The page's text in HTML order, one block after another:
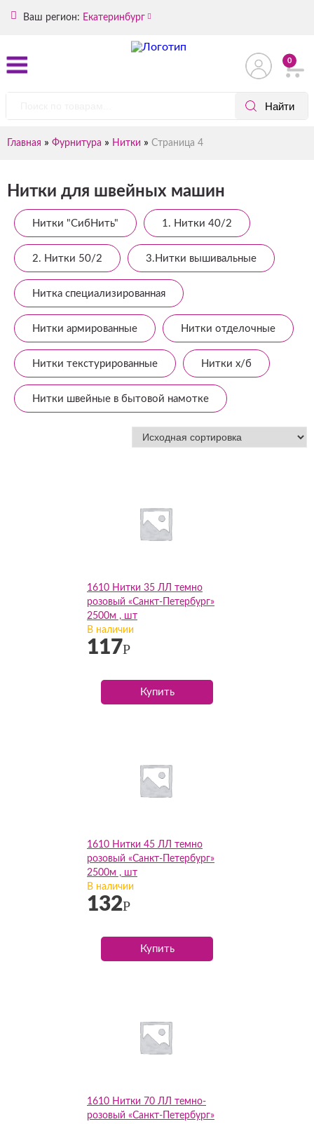
Ваш регион: Екатеринбург
0
Главная » Фурнитура » Нитки » Страница 4
Нитки для швейных машин
Нитки "СибНить" 1. Нитки 40/2
2. Нитки 50/2 3.Нитки вышивальные
Нитка специализированная
Нитки армированные Нитки отделочные
Нитки текстурированные Нитки х/б
Нитки швейные в бытовой намотке
1610 Нитки 35 ЛЛ темно
розовый «Санкт-Петербург»
2500м , шт
В наличии
117Р
Купить
1610 Нитки 45 ЛЛ темно
розовый «Санкт-Петербург»
2500м , шт
В наличии
132Р
Купить
1610 Нитки 70 ЛЛ темно-
розовый «Санкт-Петербург»